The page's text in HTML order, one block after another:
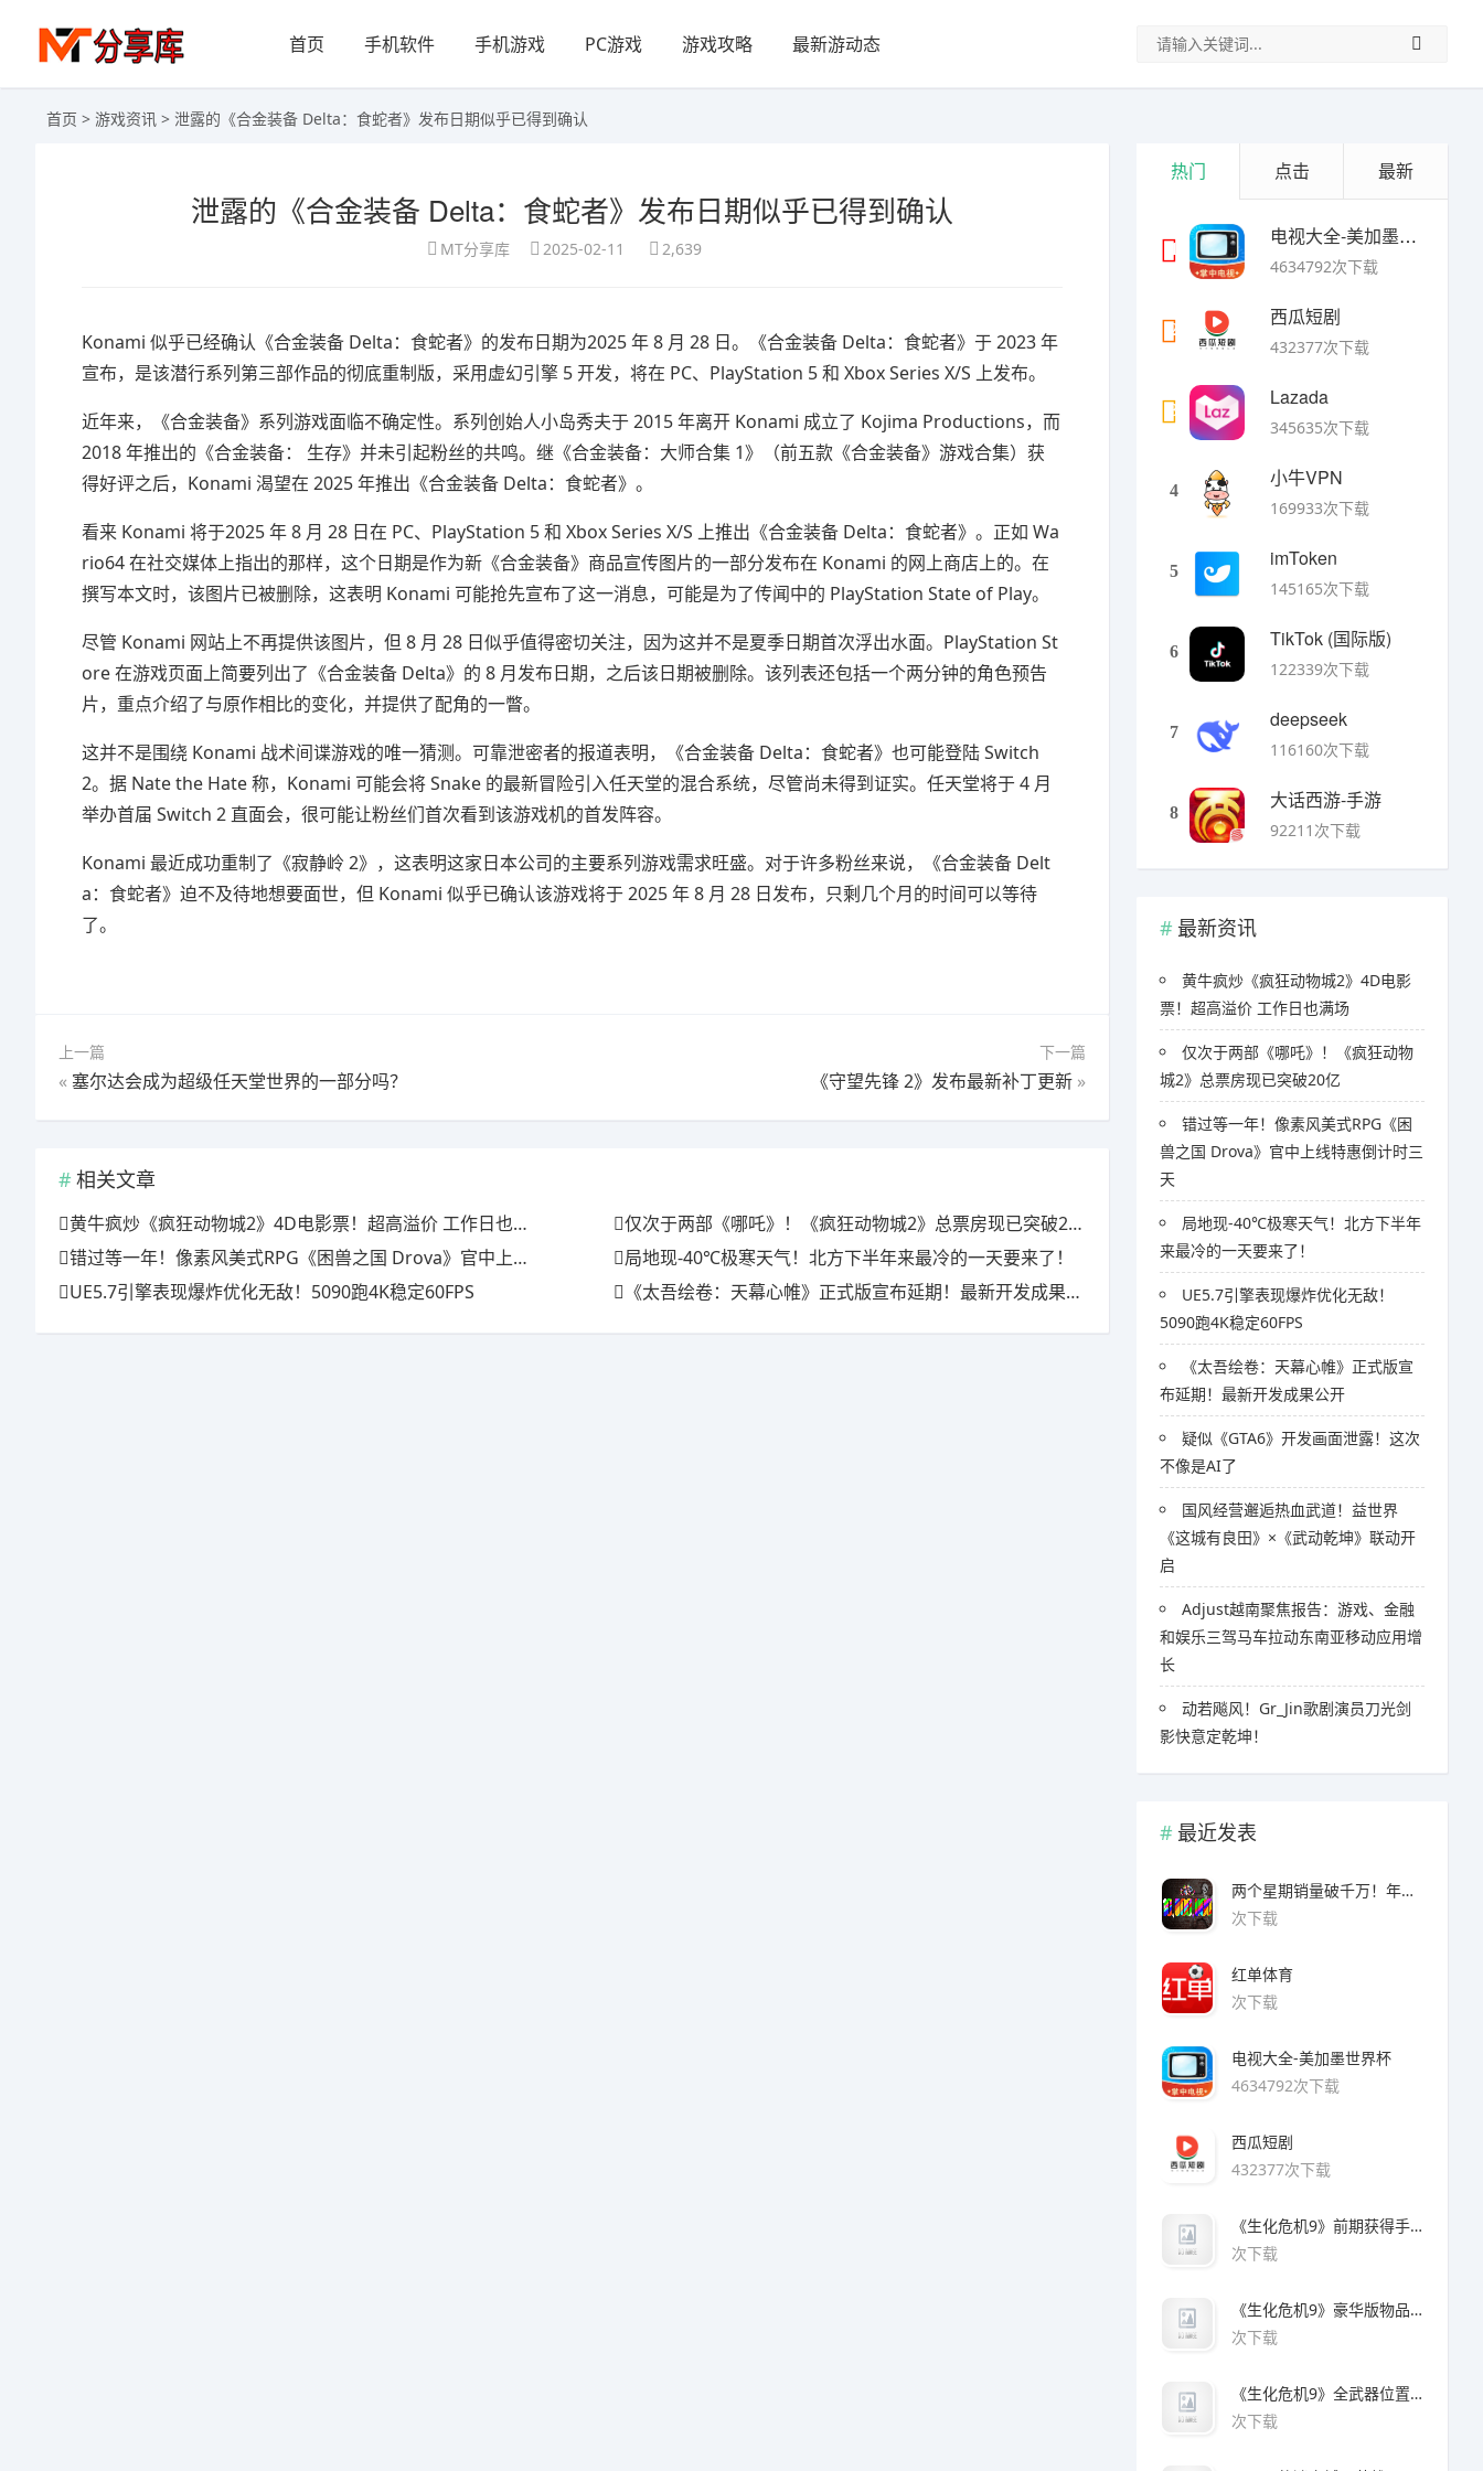
首页 手机软件 手机游戏 PC游戏 游戏攻略 最新游动态
首页 > 游戏资讯 > 泄露的《合金装备 Delta：食蛇者》发布日期似乎已得到确认
泄露的《合金装备 Delta：食蛇者》发布日期似乎已得到确认
MT分享库 2025-02-11 2,639
Konami 似乎已经确认《合金装备 Delta：食蛇者》的发布日期为2025 年 8 月 28 日。《合金装备 Delta：食蛇者》于 2023 年
宣布，是该潜行系列第三部作品的彻底重制版，采用虚幻引擎 5 开发，将在 PC、PlayStation 5 和 Xbox Series X/S 上发布。
近年来，《合金装备》系列游戏面临不确定性。系列创始人小岛秀夫于 2015 年离开 Konami 成立了 Kojima Productions，而
2018 年推出的《合金装备： 生存》并未引起粉丝的共鸣。继《合金装备：大师合集 1》（前五款《合金装备》游戏合集）获
得好评之后，Konami 渴望在 2025 年推出《合金装备 Delta：食蛇者》。
看来 Konami 将于2025 年 8 月 28 日在 PC、PlayStation 5 和 Xbox Series X/S 上推出《合金装备 Delta：食蛇者》。正如 Wa
rio64 在社交媒体上指出的那样，这个日期是作为新《合金装备》商品宣传图片的一部分发布在 Konami 的网上商店上的。在
撰写本文时，该图片已被删除，这表明 Konami 可能抢先宣布了这一消息，可能是为了传闻中的 PlayStation State of Play。
尽管 Konami 网站上不再提供该图片，但 8 月 28 日似乎值得密切关注，因为这并不是夏季日期首次浮出水面。PlayStation St
ore 在游戏页面上简要列出了《合金装备 Delta》的 8 月发布日期，之后该日期被删除。该列表还包括一个两分钟的角色预告
片，重点介绍了与原作相比的变化，并提供了配角的一瞥。
这并不是围绕 Konami 战术间谍游戏的唯一猜测。可靠泄密者的报道表明，《合金装备 Delta：食蛇者》也可能登陆 Switch
2。据 Nate the Hate 称，Konami 可能会将 Snake 的最新冒险引入任天堂的混合系统，尽管尚未得到证实。任天堂将于 4 月
举办首届 Switch 2 直面会，很可能让粉丝们首次看到该游戏机的首发阵容。
Konami 最近成功重制了《寂静岭 2》，这表明这家日本公司的主要系列游戏需求旺盛。对于许多粉丝来说，《合金装备 Delt
a：食蛇者》迫不及待地想要面世，但 Konami 似乎已确认该游戏将于 2025 年 8 月 28 日发布，只剩几个月的时间可以等待
了。
上一篇
« 塞尔达会成为超级任天堂世界的一部分吗？
下一篇
《守望先锋 2》发布最新补丁更新»
相关文章
黄牛疯炒《疯狂动物城2》4D电影票！超高溢价 工作日也满场
仅次于两部《哪吒》！《疯狂动物城2》总票房现已突破20亿
错过等一年！像素风美式RPG《困兽之国 Drova》官中上线特惠倒计时三天
局地现-40℃极寒天气！北方下半年来最冷的一天要来了！
UE5.7引擎表现爆炸优化无敌！5090跑4K稳定60FPS
《太吾绘卷：天幕心帷》正式版宣布延期！最新开发成果公开
热门 点击 最新
1
电视大全-美加墨世界杯
4634792次下载
2
西瓜短剧
432377次下载
3
Lazada
345635次下载
4
小牛VPN
169933次下载
5
imToken
145165次下载
6
TikTok (国际版)
122339次下载
7
deepseek
116160次下载
8
大话西游-手游
92211次下载
最新资讯
黄牛疯炒《疯狂动物城2》4D电影
票！超高溢价 工作日也满场
仅次于两部《哪吒》！《疯狂动物
城2》总票房现已突破20亿
错过等一年！像素风美式RPG《困
兽之国 Drova》官中上线特惠倒计时三
天
局地现-40℃极寒天气！北方下半年
来最冷的一天要来了！
UE5.7引擎表现爆炸优化无敌！
5090跑4K稳定60FPS
《太吾绘卷：天幕心帷》正式版宣
布延期！最新开发成果公开
疑似《GTA6》开发画面泄露！这次
不像是AI了
国风经营邂逅热血武道！益世界
《这城有良田》×《武动乾坤》联动开
启
Adjust越南聚焦报告：游戏、金融
和娱乐三驾马车拉动东南亚移动应用增
长
​​动若飚风！Gr_Jin歌剧演员刀光剑
影快意定乾坤！
最近发表
两个星期销量破千万！年度爆款诞生了 3A看了都眼红
次下载
红单体育
次下载
电视大全-美加墨世界杯
4634792次下载
西瓜短剧
432377次下载
《生化危机9》前期获得手枪方法
次下载
《生化危机9》豪华版物品领取方法
次下载
《生化危机9》全武器位置及解锁方法
次下载